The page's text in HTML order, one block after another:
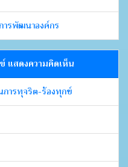
ารพัฒนาองค์กร
แสดงความคิดเห็น
การทุจริต-ร้องทุกข์